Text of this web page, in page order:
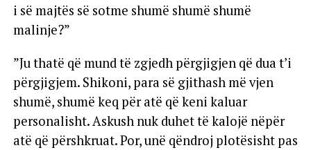
i së majtës së sotme shumë shumë shumë
malinje?”
”Ju thatë që mund të zgjedh përgjigjen që dua t’i
përgjigjem. Shikoni, para së gjithash më vjen
shumë, shumë keq për atë që keni kaluar
personalisht. Askush nuk duhet të kalojë nëpër
atë që përshkruat. Por, unë qëndroj plotësisht pas